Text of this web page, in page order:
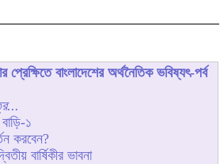
বাংলাদেশের অর্থনৈতিক ভবিষ্যৎ-পর্ব
১
করবেন?
বার্ষিকীর ভাবনা